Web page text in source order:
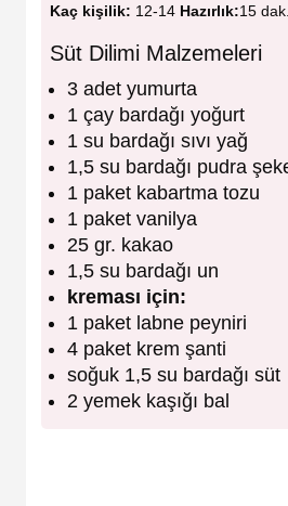
Kaç kişilik: 12-14 Hazırlık:15 dak.
Süt Dilimi Malzemeleri
3 adet yumurta
1 çay bardağı yoğurt
1 su bardağı sıvı yağ
1,5 su bardağı pudra
1 paket kabartma tozu
1 paket vanilya
25 gr. kakao
1,5 su bardağı un
kreması için:
1 paket labne peyniri
4 paket krem şanti
soğuk 1,5 su bardağı süt
2 yemek kaşığı bal